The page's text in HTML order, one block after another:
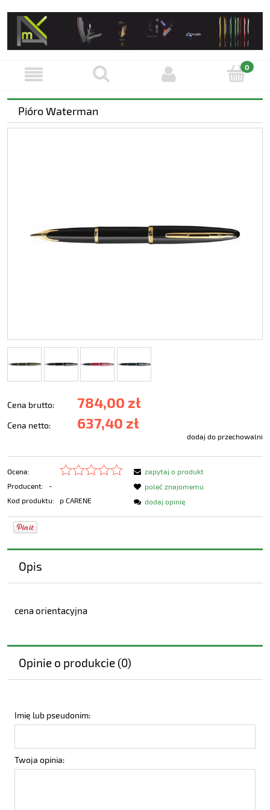
Pióro Waterman
Cena brutto: 784,00 zł
Cena netto: 637,40 zł
dodaj do przechowalni
Ocena:
Producent:
-
Kod produktu:
p CARENE
zapytaj o produkt
poleć znajomemu
dodaj opinię
Opis
cena orientacyjna
Opinie o produkcie (0)
Imię lub pseudonim:
Twoja opinia: